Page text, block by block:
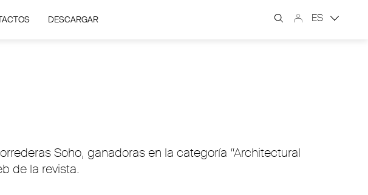
DESCARGAR ES
Soho, ganadoras en la categoría “Architectural
de la revista.